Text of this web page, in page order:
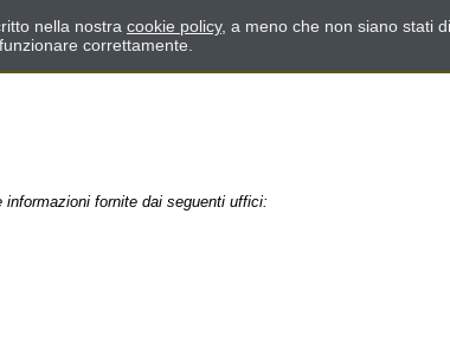
fornite dai seguenti uffici:
nella nostra cookie policy, a meno che non siano stati
correttamente.